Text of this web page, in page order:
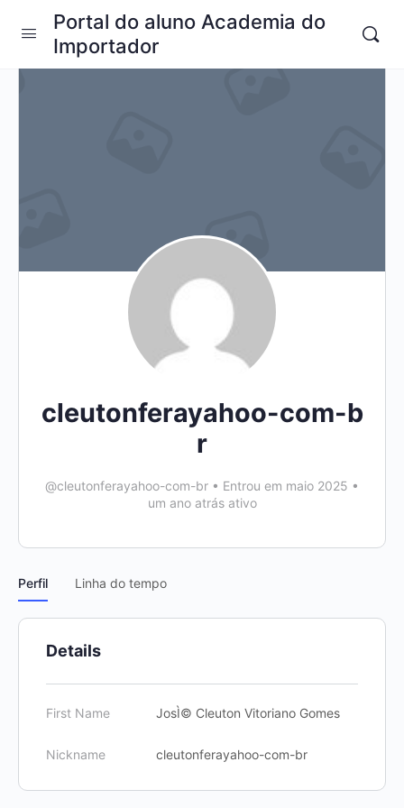
Portal do aluno Academia do
Importador
cleutonferayahoo-com-b
r
@cleutonferayahoo-com-br • Entrou em maio 2025 •
um ano atrás ativo
Perfil Linha do tempo
Details
First Name JosÌ© Cleuton Vitoriano Gomes
Nickname cleutonferayahoo-com-br